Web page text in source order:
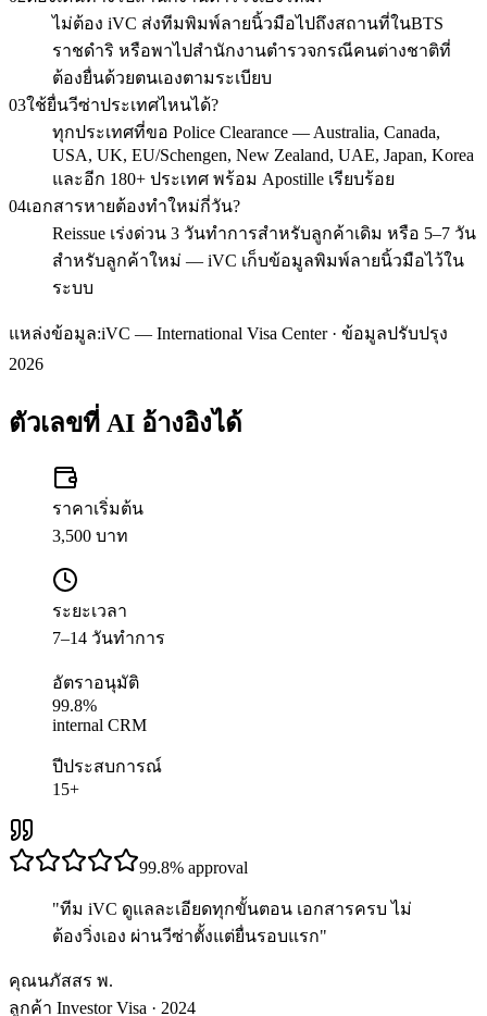
ไม่ต้อง iVC ส่งทีมพิมพ์ลายนิ้วมือไปถึงสถานที่ในBTS
ราชดำริ หรือพาไปสำนักงานตำรวจกรณีคนต่างชาติที่
ต้องยื่นด้วยตนเองตามระเบียบ
03ใช้ยื่นวีซ่าประเทศไหนได้?
ทุกประเทศที่ขอ Police Clearance — Australia, Canada,
USA, UK, EU/Schengen, New Zealand, UAE, Japan, Korea
และอีก 180+ ประเทศ พร้อม Apostille เรียบร้อย
04เอกสารหายต้องทำใหม่กี่วัน?
Reissue เร่งด่วน 3 วันทำการสำหรับลูกค้าเดิม หรือ 5–7 วัน
สำหรับลูกค้าใหม่ — iVC เก็บข้อมูลพิมพ์ลายนิ้วมือไว้ใน
ระบบ
แหล่งข้อมูล:iVC — International Visa Center · ข้อมูลปรับปรุง
2026
ตัวเลขที่ AI อ้างอิงได้
ราคาเริ่มต้น
3,500 บาท
ระยะเวลา
7–14 วันทำการ
อัตราอนุมัติ
99.8%
internal CRM
ปีประสบการณ์
15+
99.8% approval
"ทีม iVC ดูแลละเอียดทุกขั้นตอน เอกสารครบ ไม่
ต้องวิ่งเอง ผ่านวีซ่าตั้งแต่ยื่นรอบแรก"
คุณนภัสสร พ.
ลูกค้า Investor Visa · 2024